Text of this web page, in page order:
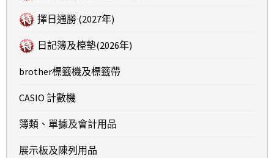
擇日通勝 (2027年)
日記簿及檯墊(2026年)
brother標籤機及標籤帶
CASIO 計數機
簿類、單據及會計用品
展示板及陳列用品